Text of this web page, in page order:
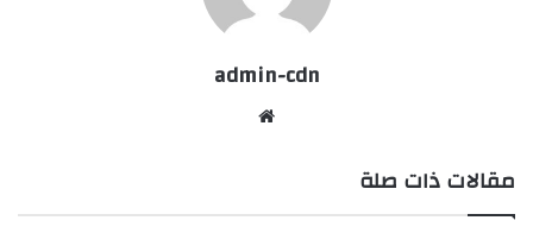
admin-cdn
مقالات ذات صلة